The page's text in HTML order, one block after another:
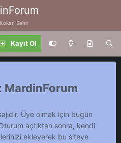
Şehir
Kayıt Ol
MardinForum
Üye olmak için bugün
açtıktan sonra, kendi
ekleyerek bu siteye